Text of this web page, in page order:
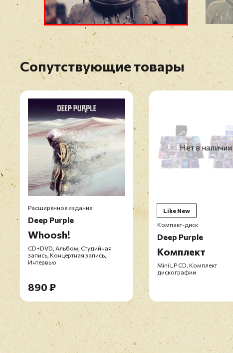
Сопутствующие товары
Расширенное издание
Deep Purple
Whoosh!
CD+DVD, Альбом, Студийная
запись, Концертная запись,
Интервью
890 ₽
Нет в наличии
Like New
Компакт-диск
Deep Purple
Комплект
Mini LP CD, Комплект
дискографии